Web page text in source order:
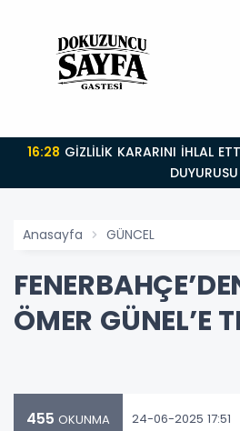
16:28
DUYURUSU
Anasayfa GÜNCEL
ÖMER GÜNEL’E
455 OKUNMA 24-06-2025 17:51